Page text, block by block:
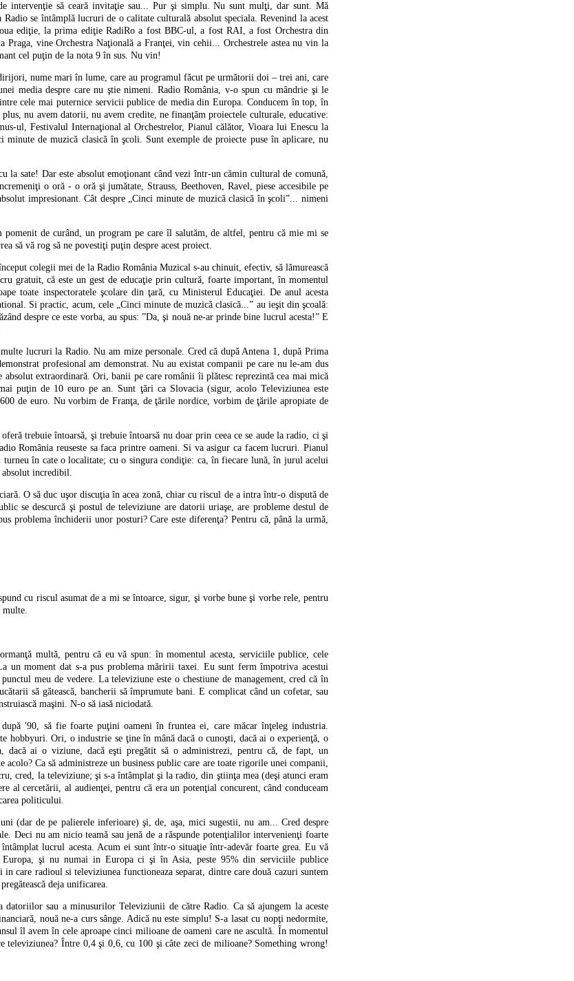
intervenţie să ceară invitaţie sau... Pur şi simplu. Nu sunt mulţi, dar sunt. Mă
se întâmplă lucruri de o calitate culturală absolut speciala. Revenind la acest
ediţie, la prima ediţie RadiRo a fost BBC-ul, a fost RAI, a fost Orchestra din
vine Orchestra Naţională a Franţei, vin cehii... Orchestrele astea nu vin la
cel puţin de la nota 9 în sus. Nu vin!
nume mari în lume, care au programul făcut pe următorii doi – trei ani, care
media despre care nu ştie nimeni. Radio România, v-o spun cu mândrie şi le
cele mai puternice servicii publice de media din Europa. Conducem în top, în
nu avem datorii, nu avem credite, ne finanţăm proiectele culturale, educative:
ul, Festivalul Internaţional al Orchestrelor, Pianul călător, Vioara lui Enescu la
minute de muzică clasică în şcoli. Sunt exemple de proiecte puse în aplicare, nu
la sate! Dar este absolut emoţionant când vezi într-un cămin cultural de comună,
o oră - o oră şi jumătate, Strauss, Beethoven, Ravel, piese accesibile pe
impresionant. Cât despre „Cinci minute de muzică clasică în şcoli”... nimeni
pomenit de curând, un program pe care îl salutăm, de altfel, pentru că mie mi se
să vă rog să ne povestiţi puţin despre acest proiect.
colegii mei de la Radio România Muzical s-au chinuit, efectiv, să lămurească
gratuit, că este un gest de educaţie prin cultură, foarte important, în momentul
toate inspectoratele şcolare din ţară, cu Ministerul Educaţiei. De anul acesta
Si practic, acum, cele „Cinci minute de muzică clasică...” au ieşit din şcoală:
despre ce este vorba, au spus: ”Da, şi nouă ne-ar prinde bine lucrul acesta!” E
lucruri la Radio. Nu am mize personale. Cred că după Antena 1, după Prima
profesional am demonstrat. Nu au existat companii pe care nu le-am dus
absolut extraordinară. Ori, banii pe care românii îi plătesc reprezintă cea mai mică
puţin de 10 euro pe an. Sunt ţări ca Slovacia (sigur, acolo Televiziunea este
de euro. Nu vorbim de Franţa, de ţările nordice, vorbim de ţările apropiate de
trebuie întoarsă, şi trebuie întoarsă nu doar prin ceea ce se aude la radio, ci şi
România reuseste sa faca printre oameni. Si va asigur ca facem lucruri. Pianul
în cate o localitate; cu o singura condiţie: ca, în fiecare lună, în jurul acelui
absolut incredibil.
O să duc uşor discuţia în acea zonă, chiar cu riscul de a intra într-o dispută de
se descurcă şi postul de televiziune are datorii uriaşe, are probleme destul de
problema închiderii unor posturi? Care este diferenţa? Pentru că, până la urmă,
cu riscul asumat de a mi se întoarce, sigur, şi vorbe bune şi vorbe rele, pentru
multe.
multă, pentru că eu vă spun: în momentul acesta, serviciile publice, cele
un moment dat s-a pus problema măririi taxei. Eu sunt ferm împotriva acestui
meu de vedere. La televiziune este o chestiune de management, cred că în
să gătească, bancherii să împrumute bani. E complicat când un cofetar, sau
maşini. N-o să iasă niciodată.
'90, să fie foarte puţini oameni în fruntea ei, care măcar înţeleg industria.
hobbyuri. Ori, o industrie se ţine în mână dacă o cunoşti, dacă ai o experienţă, o
dacă ai o viziune, dacă eşti pregătit să o administrezi, pentru că, de fapt, un
Ca să administreze un business public care are toate rigorile unei companii,
cred, la televiziune; şi s-a întâmplat şi la radio, din ştiinţa mea (deşi atunci eram
al cercetării, al audienţei, pentru că era un potenţial concurent, când conduceam
politicului.
(dar de pe palierele inferioare) şi, de, aşa, mici sugestii, nu am... Cred despre
Deci nu am nicio teamă sau jenă de a răspunde potenţialilor intervenienţi foarte
lucrul acesta. Acum ei sunt într-o situaţie într-adevăr foarte grea. Eu vă
şi nu numai in Europa ci şi în Asia, peste 95% din serviciile publice
care radioul si televiziunea functioneaza separat, dintre care două cazuri suntem
deja unificarea.
sau a minusurilor Televiziunii de către Radio. Ca să ajungem la aceste
nouă ne-a curs sânge. Adică nu este simplu! S-a lasat cu nopţi nedormite,
îl avem în cele aproape cinci milioane de oameni care ne ascultă. În momentul
Între 0,4 şi 0,6, cu 100 şi câte zeci de milioane? Something wrong!